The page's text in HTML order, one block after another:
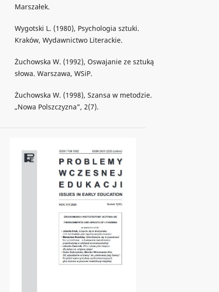
Marszałek.
Wygotski L. (1980), Psychologia sztuki.
Kraków, Wydawnictwo Literackie.
Żuchowska W. (1992), Oswajanie ze sztuką
słowa. Warszawa, WSiP.
Żuchowska W. (1998), Szansa w metodzie.
„Nowa Polszczyzna”, 2(7).